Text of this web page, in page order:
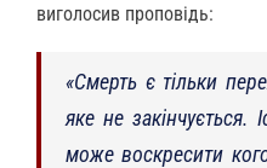
виголосив проповідь:
«Смерть є тільки
яке не
може воскресити